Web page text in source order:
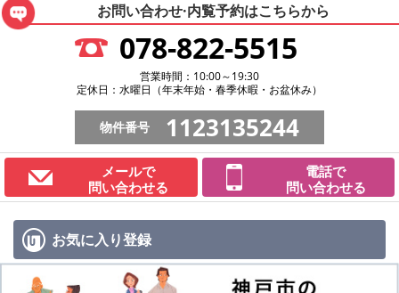
お問い合わせ·内覧予約はこちらから
078-822-5515
営業時間：10:00～19:30
定休日：水曜日（年末年始・春季休暇・お盆休み）
物件番号 1123135244
メールで
問い合わせる
電話で
問い合わせる
お気に入り登録